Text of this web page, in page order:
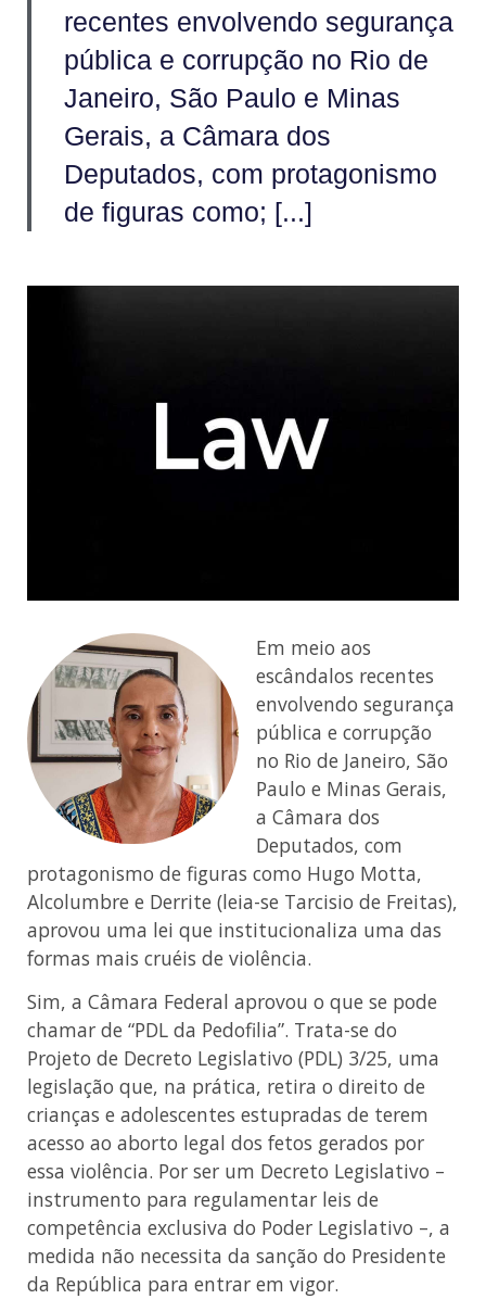
recentes envolvendo segurança
pública e corrupção no Rio de
Janeiro, São Paulo e Minas
Gerais, a Câmara dos
Deputados, com protagonismo
de figuras como; [...]
Em meio aos
escândalos recentes
envolvendo segurança
pública e corrupção
no Rio de Janeiro, São
Paulo e Minas Gerais,
a Câmara dos
Deputados, com
protagonismo de figuras como Hugo Motta,
Alcolumbre e Derrite (leia-se Tarcisio de Freitas),
aprovou uma lei que institucionaliza uma das
formas mais cruéis de violência.
Sim, a Câmara Federal aprovou o que se pode
chamar de “PDL da Pedofilia”. Trata-se do
Projeto de Decreto Legislativo (PDL) 3/25, uma
legislação que, na prática, retira o direito de
crianças e adolescentes estupradas de terem
acesso ao aborto legal dos fetos gerados por
essa violência. Por ser um Decreto Legislativo –
instrumento para regulamentar leis de
competência exclusiva do Poder Legislativo –, a
medida não necessita da sanção do Presidente
da República para entrar em vigor.